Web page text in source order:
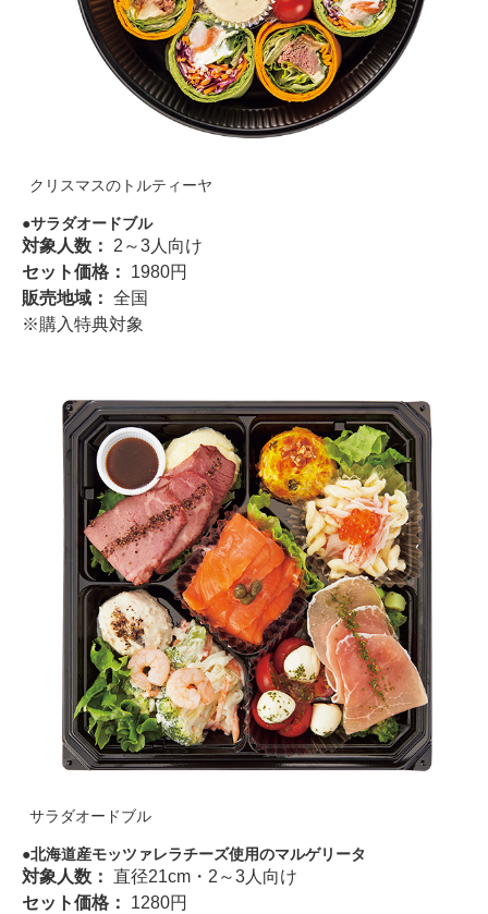
クリスマスのトルティーヤ
サラダオードブル
対象人数： 2～3人向け
セット価格： 1980円
販売地域： 全国
※購入特典対象
サラダオードブル
北海道産モッツァレラチーズ使用のマルゲリータ
対象人数： 直径21cm・2～3人向け
セット価格： 1280円